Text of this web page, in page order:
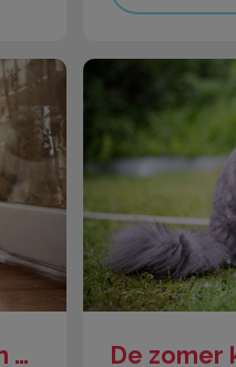
Chippen & registreren hond en kat
De zomer komt
De zomer